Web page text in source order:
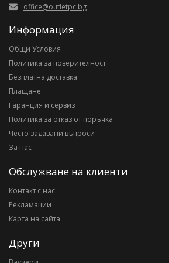
office@outletpc.bg
Информация
Общи Условия
Политика за поверителност
Безплатна доставка
Плащане
Гаранция и сервиз
Политика за отказ от поръчка
Често задавани въпроси
За нас
Обслужване на клиенти
Контакт с нас
Рекламации
Карта на сайта
Други